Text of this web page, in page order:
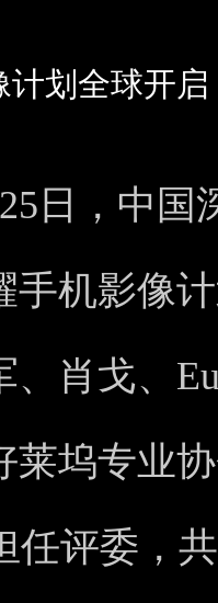
计划全球开
25日，中
手机影像
肖戈、
莱坞专业
任评委，